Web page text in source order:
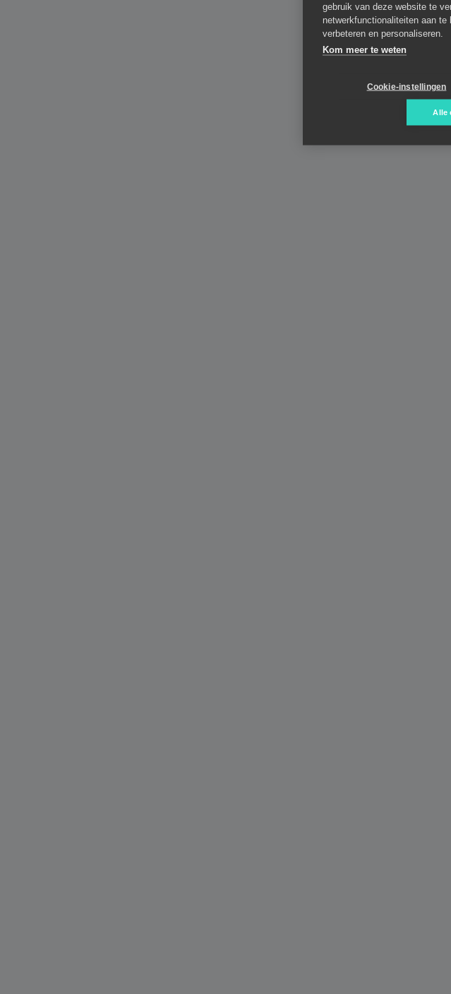
gebruik van deze website te
netwerkfunctionaliteiten aan
verbeteren en personaliseren.
Kom meer te weten
Cookie-instellingen
Alle